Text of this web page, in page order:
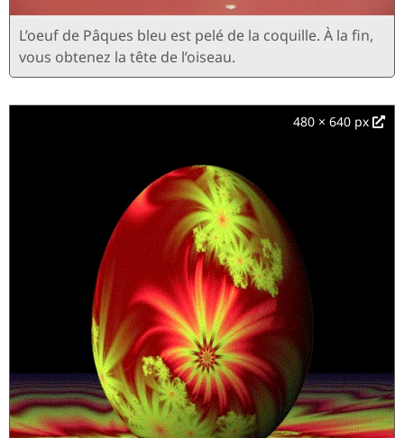
L’oeuf de Pâques bleu est pelé de la coquille. À la fin,
vous obtenez la tête de l’oiseau.
480 × 640 px